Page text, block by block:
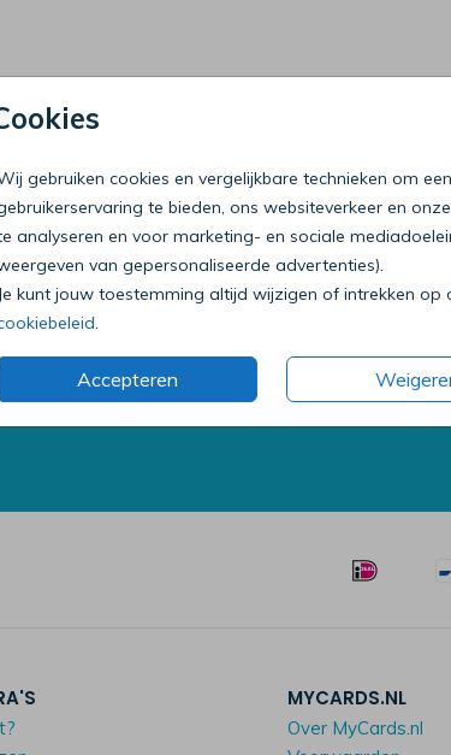
gebruiken cookies en vergelijkbare technieken om
te bieden, ons websiteverkeer en
analyseren en voor marketing- en sociale
van gepersonaliseerde advertenties).
Je kunt jouw toestemming altijd wijzigen of intrekken op
Accepteren
Bel onze klantenservice
Op werkdagen van 09:00 tot 18:00 uur
Mailen mag ook:klantenservice@mycards.nl
MYCARDS.NL
Over MyCards.nl